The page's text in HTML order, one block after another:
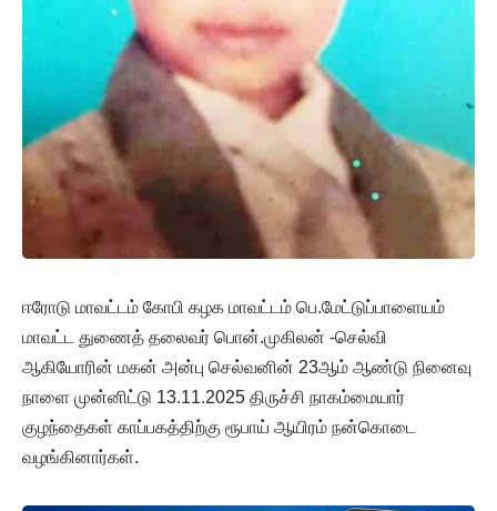
ஈரோடு மாவட்டம் கோபி கழக மாவட்டம் பெ.மேட்டுப்பாளையம்
மாவட்ட துணைத் தலைவர் பொன்.முகிலன் -செல்வி
ஆகியோரின் மகன் அன்பு செல்வனின் 23ஆம் ஆண்டு நினைவு
நாளை முன்னிட்டு 13.11.2025 திருச்சி நாகம்மையார்
குழந்தைகள் காப்பகத்திற்கு ரூபாய் ஆயிரம் நன்கொடை
வழங்கினார்கள்.